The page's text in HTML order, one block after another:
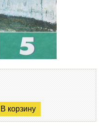
В корзину